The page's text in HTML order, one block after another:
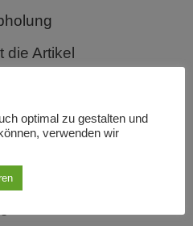
die Artikel
17, 63263 Neu-
optimal zu gestalten und
verwenden wir